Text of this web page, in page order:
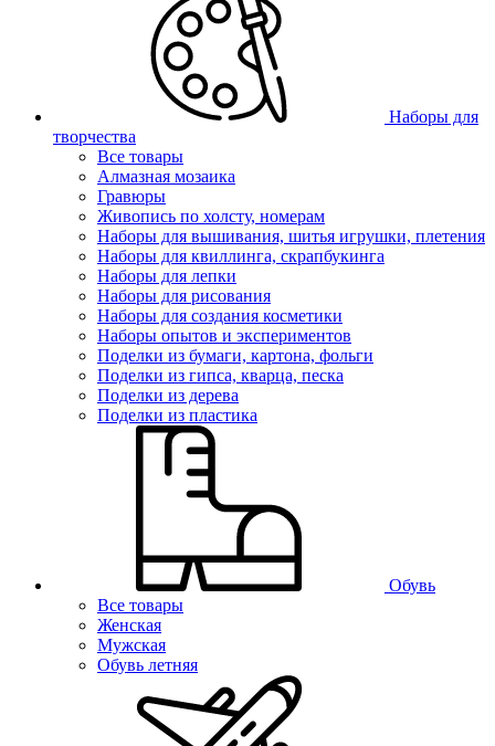
Наборы для
творчества
Все товары
Алмазная мозаика
Гравюры
Живопись по холсту, номерам
Наборы для вышивания, шитья игрушки, плетения
Наборы для квиллинга, скрапбукинга
Наборы для лепки
Наборы для рисования
Наборы для создания косметики
Наборы опытов и экспериментов
Поделки из бумаги, картона, фольги
Поделки из гипса, кварца, песка
Поделки из дерева
Поделки из пластика
Обувь
Все товары
Женская
Мужская
Обувь летняя